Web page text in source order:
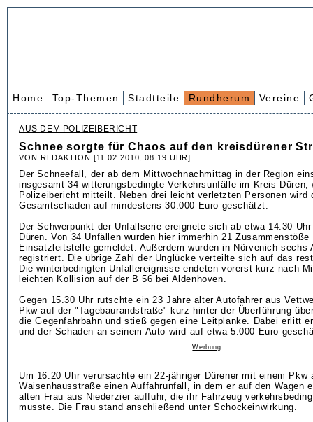
Home Top-Themen Stadtteile Rundherum Vereine
AUS DEM POLIZEIBERICHT
Schnee sorgte für Chaos auf den kreisdürener
VON REDAKTION [11.02.2010, 08.19 UHR]
Der Schneefall, der ab dem Mittwochnachmittag in der Region
insgesamt 34 witterungsbedingte Verkehrsunfälle im Kreis Düren,
Polizeibericht mitteilt. Neben drei leicht verletzten Personen wird
Gesamtschaden auf mindestens 30.000 Euro geschätzt.
Der Schwerpunkt der Unfallserie ereignete sich ab etwa 14.30
Düren. Von 34 Unfällen wurden hier immerhin 21 Zusammenstöße
Einsatzleitstelle gemeldet. Außerdem wurden in Nörvenich sechs
registriert. Die übrige Zahl der Unglücke verteilte sich auf das
Die winterbedingten Unfallereignisse endeten vorerst kurz nach
leichten Kollision auf der B 56 bei Aldenhoven.
Gegen 15.30 Uhr rutschte ein 23 Jahre alter Autofahrer aus
Pkw auf der "Tagebaurandstraße" kurz hinter der Überführung
die Gegenfahrbahn und stieß gegen eine Leitplanke. Dabei erlitt
und der Schaden an seinem Auto wird auf etwa 5.000 Euro
Werbung
Um 16.20 Uhr verursachte ein 22-jähriger Dürener mit einem Pkw
Waisenhausstraße einen Auffahrunfall, in dem er auf den Wagen
alten Frau aus Niederzier auffuhr, die ihr Fahrzeug
musste. Die Frau stand anschließend unter Schockeinwirkung.